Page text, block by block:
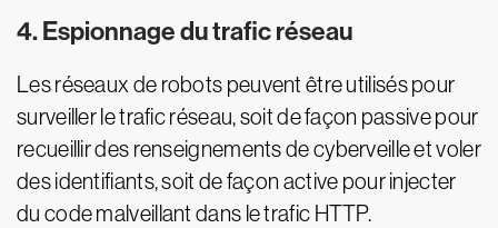
4. Espionnage du trafic réseau
Les réseaux de robots peuvent être utilisés pour
surveiller le trafic réseau, soit de façon passive pour
recueillir des renseignements de cyberveille et voler
des identifiants, soit de façon active pour injecter
du code malveillant dans le trafic HTTP.